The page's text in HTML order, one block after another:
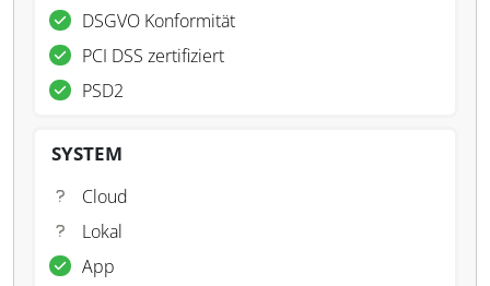
DSGVO Konformität
PCI DSS zertifiziert
PSD2
SYSTEM
Cloud
Lokal
App